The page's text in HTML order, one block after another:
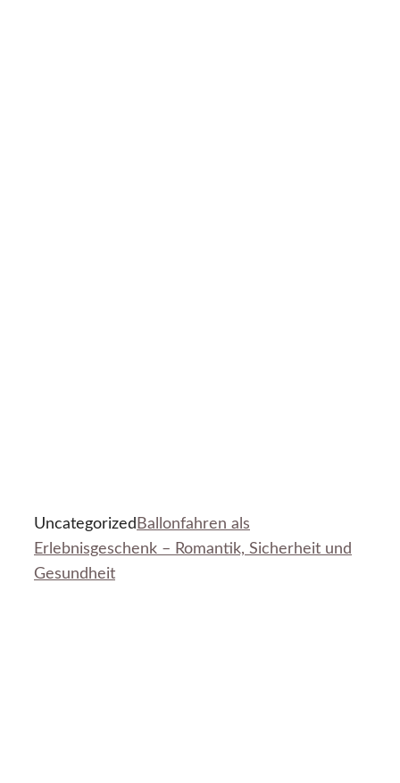
Uncategorized Ballonfahren als
Erlebnisgeschenk – Romantik, Sicherheit und
Gesundheit